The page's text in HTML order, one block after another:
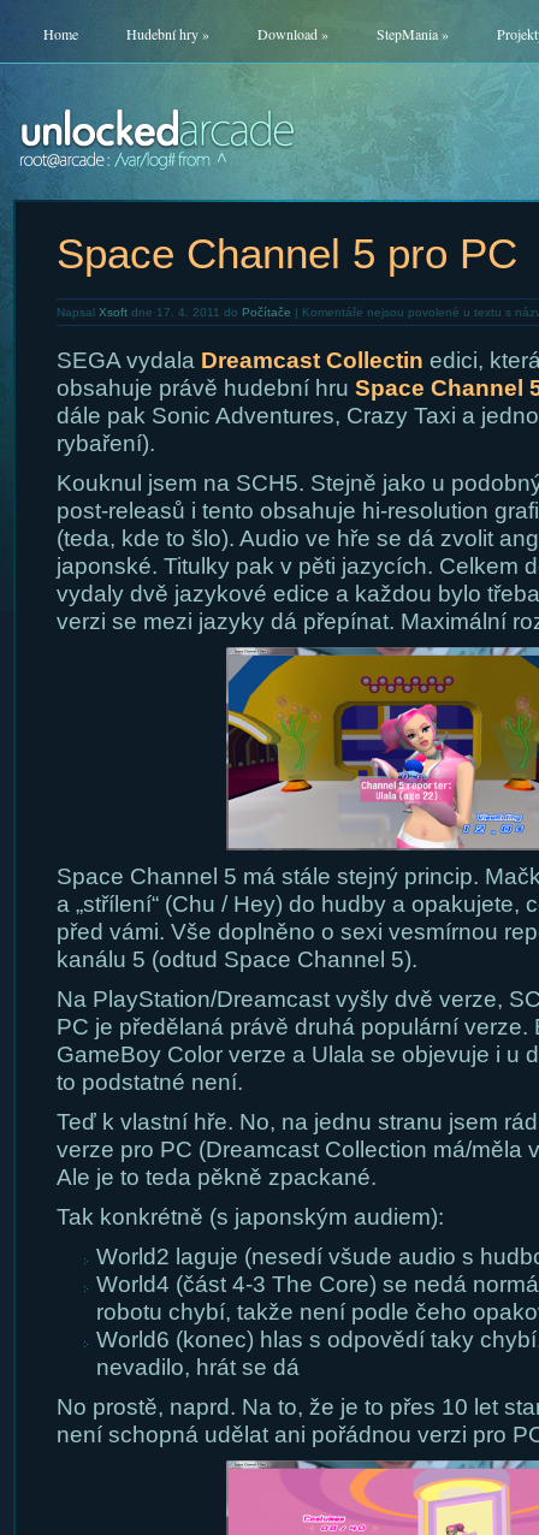
Home Hudební hry» Download» StepMania»
Space Channel 5 pro PC
Napsal Xsoftdne 17. 4. 2011 do Počítače | Komentáře nejsou povolené u textu s
SEGA vydala Dreamcast Collectin edici,
obsahuje právě hudební hru Space Channel
dále pak Sonic Adventures, Crazy Taxi a
rybaření).
Kouknul jsem na SCH5. Stejně jako u
post-releasů i tento obsahuje hi-resolution
(teda, kde to šlo). Audio ve hře se dá zvolit
japonské. Titulky pak v pěti jazycích. Celkem
vydaly dvě jazykové edice a každou bylo
verzi se mezi jazyky dá přepínat. Maximální
Space Channel 5 má stále stejný princip.
a „střílení“ (Chu / Hey) do hudby a opakujete,
před vámi. Vše doplněno o sexi vesmírnou
kanálu 5 (odtud Space Channel 5).
Na PlayStation/Dreamcast vyšly dvě verze,
PC je předělaná právě druhá populární verze.
GameBoy Color verze a Ulala se objevuje i u
to podstatné není.
Teď k vlastní hře. No, na jednu stranu jsem
verze pro PC (Dreamcast Collection má/měla
Ale je to teda pěkně zpackané.
Tak konkrétně (s japonským audiem):
World2 laguje (nesedí všude audio s
World4 (část 4-3 The Core) se nedá
robotu chybí, takže není podle čeho
World6 (konec) hlas s odpovědí taky
nevadilo, hrát se dá
No prostě, naprd. Na to, že je to přes 10 let
není schopná udělat ani pořádnou verzi pro